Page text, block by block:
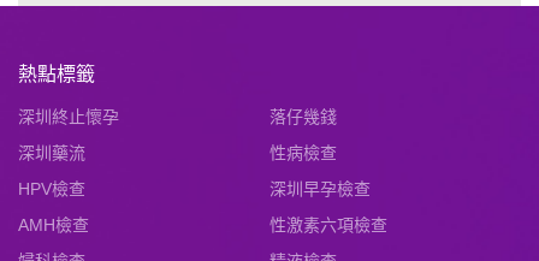
熱點標籤
深圳終止懷孕
落仔幾錢
深圳藥流
性病檢查
HPV檢查
深圳早孕檢查
AMH檢查
性激素六項檢查